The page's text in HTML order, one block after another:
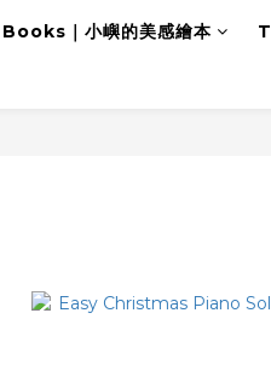
｜小嶼的美感繪本